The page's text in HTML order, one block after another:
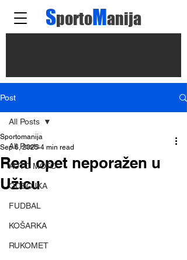
SportoManija
Post
All Posts
AUTO MOTO
ODBOJKA
FUDBAL
KOŠARKA
RUKOMET
All Posts
Real opet neporažen u
Užicu
Sportomanija
Sep 6, 2025 4 min read